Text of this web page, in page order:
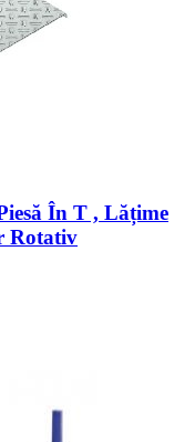
În T , Lățime
Rotativ